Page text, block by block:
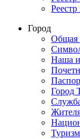
Город
Общая
Наша
Город
Туризм